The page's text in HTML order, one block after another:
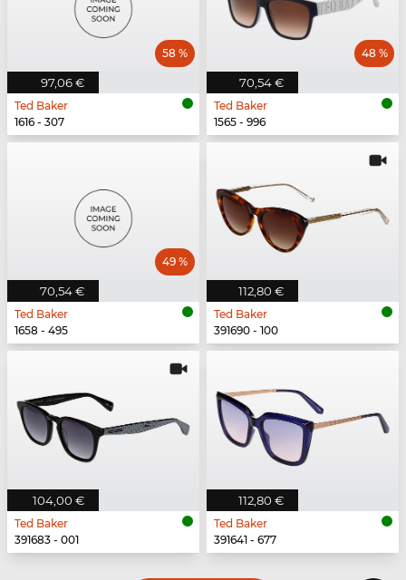
97,06 €
58 %
Ted Baker
1616 - 307
70,54 €
48 %
Ted Baker
1565 - 996
70,54 €
49 %
Ted Baker
1658 - 495
112,80 €
Ted Baker
391690 - 100
104,00 €
Ted Baker
391683 - 001
112,80 €
Ted Baker
391641 - 677